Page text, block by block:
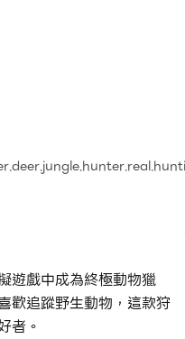
遊戲中成為終極動物獵
歡追蹤野生動物，這款狩
者。